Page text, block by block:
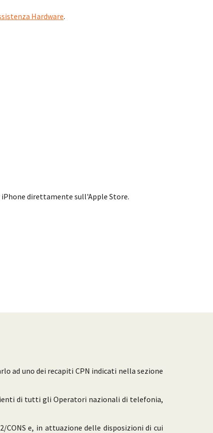
Hardware.
direttamente sull'Apple Store.
ad uno dei recapiti CPN indicati nella sezione
di tutti gli Operatori nazionali di telefonia,
CONS e, in attuazione delle disposizioni di cui